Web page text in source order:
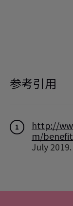
参考引用
1
http://
m/
July 2019.
3
https://